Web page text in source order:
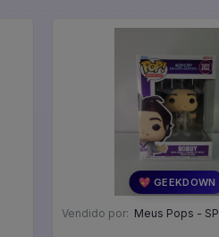
💖 GEEKDOWN
Vendido por: Meus Pops - SP